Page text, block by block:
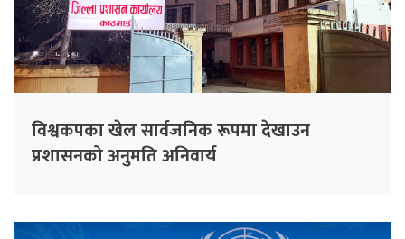
विश्वकपका खेल सार्वजनिक रूपमा देखाउन
प्रशासनको अनुमति अनिवार्य